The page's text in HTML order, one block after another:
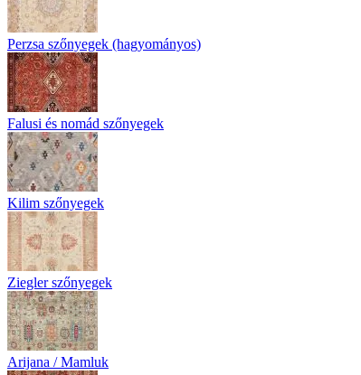
Perzsa szőnyegek (hagyományos)
Falusi és nomád szőnyegek
Kilim szőnyegek
Ziegler szőnyegek
Arijana / Mamluk